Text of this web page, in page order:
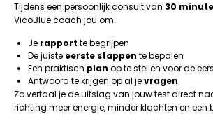
Tijdens een persoonlijk consult van 30
VicoBlue coach jou om:
Je rapport te begrijpen
De juiste eerste stappen te bepalen
Een praktisch plan op te stellen voor de
Antwoord te krijgen op al jevragen
Zo vertaal je de uitslag van jouw test direct
richting meer energie, minder klachten en een